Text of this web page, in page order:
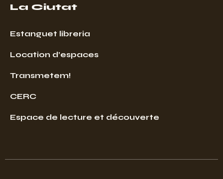
La Ciutat
Estanguet libreria
Location d’espaces
Transmetem!
CERC
Espace de lecture et découverte